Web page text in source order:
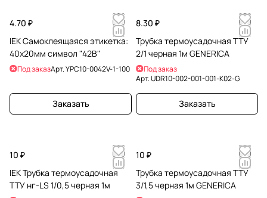
4.70 ₽
IEK Самоклеящаяся этикетка:
40х20мм символ "42В"
Под заказАрт.YPC10-0042V-1-100
Заказать
8.30 ₽
Трубка термоусадочная ТТУ
2/1 черная 1м GENERICA
Под заказ
Арт.UDR10-002-001-001-K02-G
Заказать
10 ₽
IEK Трубка термоусадочная
ТТУ нг-LS 1/0,5 черная 1м
10 ₽
Трубка термоусадочная ТТУ
3/1,5 черная 1м GENERICA